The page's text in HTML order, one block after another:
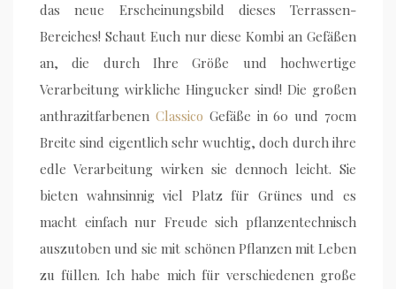
das neue Erscheinungsbild dieses Terrassen-
Bereiches! Schaut Euch nur diese Kombi an Gefäßen
an, die durch Ihre Größe und hochwertige
Verarbeitung wirkliche Hingucker sind! Die großen
anthrazitfarbenen Classico Gefäße in 60 und 70cm
Breite sind eigentlich sehr wuchtig, doch durch ihre
edle Verarbeitung wirken sie dennoch leicht. Sie
bieten wahnsinnig viel Platz für Grünes und es
macht einfach nur Freude sich pflanzentechnisch
auszutoben und sie mit schönen Pflanzen mit Leben
zu füllen. Ich habe mich für verschiedenen große